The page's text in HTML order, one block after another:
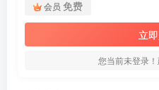
会员 免费
立
您当前未登录